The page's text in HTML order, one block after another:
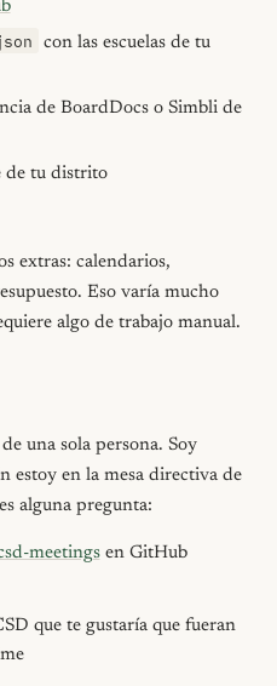
con las escuelas de tu
de BoardDocs o Simbli de
de tu distrito
extras: calendarios,
Eso varía mucho
algo de trabajo manual.
una sola persona. Soy
estoy en la mesa directiva de
alguna pregunta:
meetingsen GitHub
que te gustaría que fueran